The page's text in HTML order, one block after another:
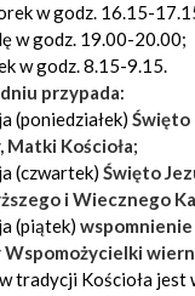
w godz. 16.15-
w godz. 19.00-20.00;
w godz. 8.15-9.15.
przypada:
(poniedziałek) Święto
Matki Kościoła;
(czwartek) Święto
i Wiecznego
(piątek)
Wspomożycielki
tradycji Kościoła jest